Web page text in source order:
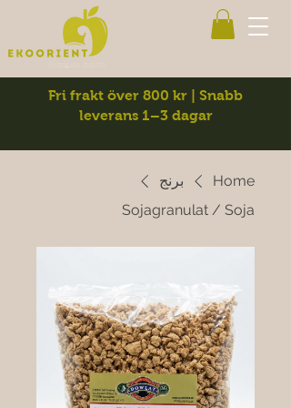
Fri frakt över 800 kr | Snabb
leverans 1–3 dagar
Home
برنج
Sojagranulat / Soja